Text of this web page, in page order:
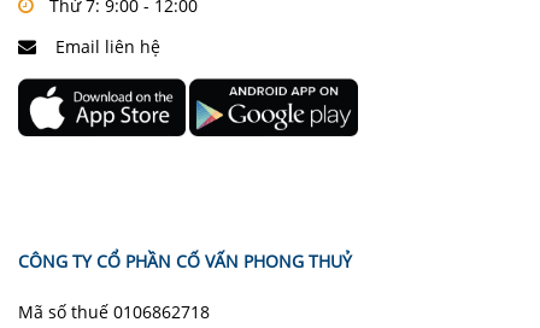
Thứ 7: 9:00 - 12:00
Email liên hệ
CÔNG TY CỔ PHẦN CỐ VẤN PHONG THUỶ
Mã số thuế 0106862718